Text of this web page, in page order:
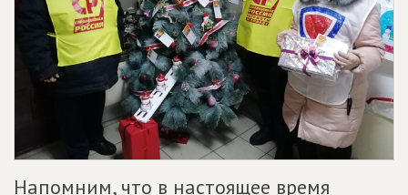
Напомним, что в настоящее время